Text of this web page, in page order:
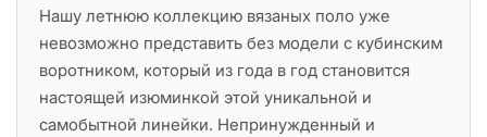
Нашу летнюю коллекцию вязаных поло уже
невозможно представить без модели с кубинским
воротником, который из года в год становится
настоящей изюминкой этой уникальной и
самобытной линейки. Непринужденный и